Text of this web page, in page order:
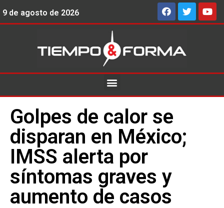
9 de agosto de 2026
Golpes de calor se
disparan en México;
IMSS alerta por
síntomas graves y
aumento de casos